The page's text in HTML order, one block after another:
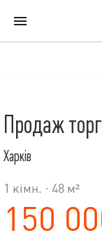
Продаж
Харків
1 кімн. · 48 м²
150